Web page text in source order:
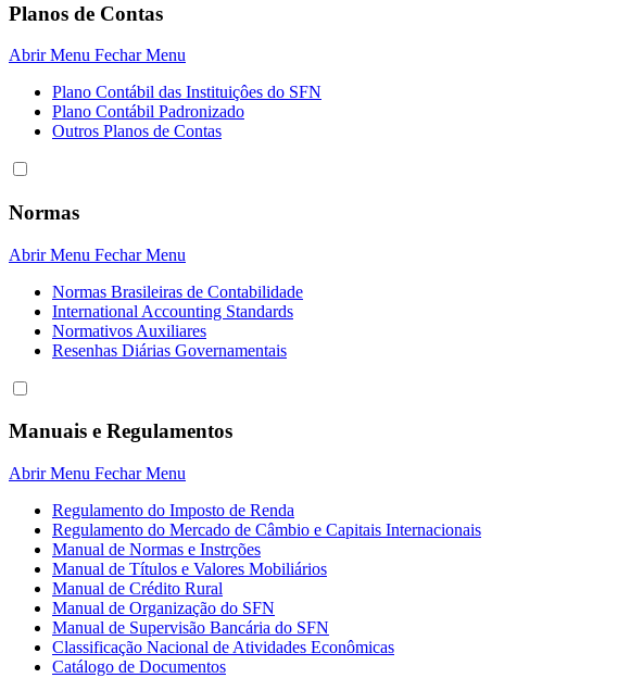
Planos de Contas
Abrir Menu Fechar Menu
Plano Contábil das Instituiçôes do SFN
Plano Contábil Padronizado
Outros Planos de Contas
Normas
Abrir Menu Fechar Menu
Normas Brasileiras de Contabilidade
International Accounting Standards
Normativos Auxiliares
Resenhas Diárias Governamentais
Manuais e Regulamentos
Abrir Menu Fechar Menu
Regulamento do Imposto de Renda
Regulamento do Mercado de Câmbio e Capitais Internacionais
Manual de Normas e Instrções
Manual de Títulos e Valores Mobiliários
Manual de Crédito Rural
Manual de Organização do SFN
Manual de Supervisão Bancária do SFN
Classificação Nacional de Atividades Econômicas
Catálogo de Documentos